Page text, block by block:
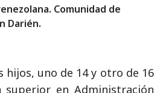
Comunidad de
Darién.
hijos, uno de 14 y otro de 16
superior en Administración